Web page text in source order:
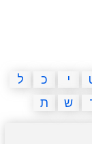
מצא הבדלים
י כ
ל
ש ת